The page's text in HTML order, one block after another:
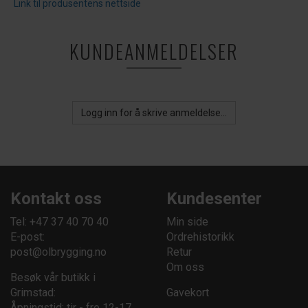
Link til produsentens nettside
KUNDEANMELDELSER
Logg inn for å skrive anmeldelse...
Kontakt oss
Tel: +47 37 40 70 40
E-post:
post@olbrygging.no
Besøk vår butikk i
Grimstad:
Kundesenter
Min side
Ordrehistorikk
Retur
Om oss
Gavekort